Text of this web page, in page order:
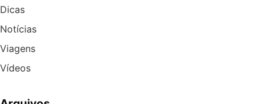
Dicas
Notícias
Viagens
Vídeos